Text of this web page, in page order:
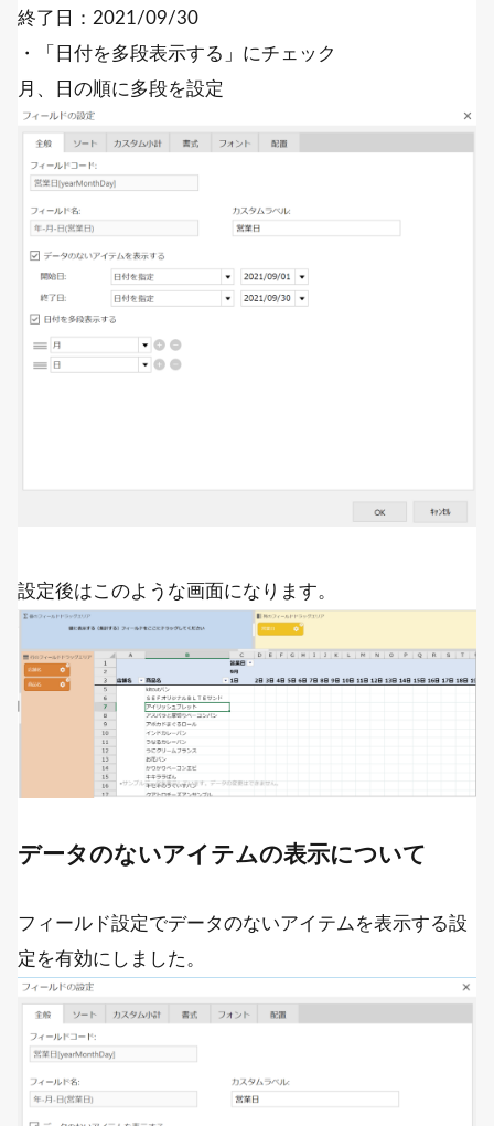
終了日：2021/09/30
・「日付を多段表示する」にチェック
月、日の順に多段を設定
設定後はこのような画面になります。
データのないアイテムの表示について
フィールド設定でデータのないアイテムを表示する設
定を有効にしました。